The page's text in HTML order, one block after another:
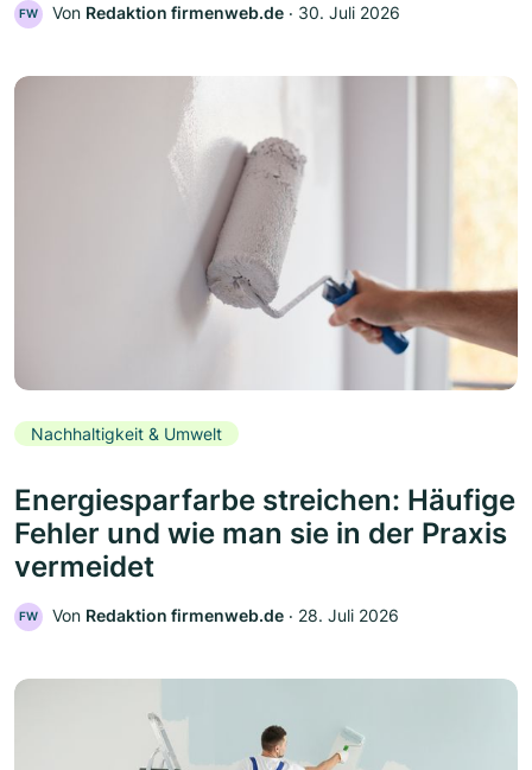
FW Von Redaktion firmenweb.de ‧ 30. Juli 2026
Nachhaltigkeit & Umwelt
Energiesparfarbe streichen: Häufige
Fehler und wie man sie in der Praxis
vermeidet
FW Von Redaktion firmenweb.de ‧ 28. Juli 2026